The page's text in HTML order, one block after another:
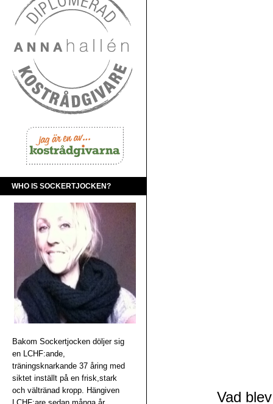
WHO IS SOCKERTJOCKEN?
Bakom Sockertjocken döljer sig
en LCHF:ande,
träningsknarkande 37 åring med
siktet inställt på en frisk,stark
och vältränad kropp. Hängiven
Vad